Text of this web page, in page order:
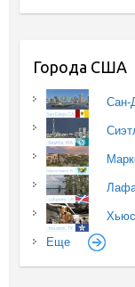
Города США
Сан-
Еще